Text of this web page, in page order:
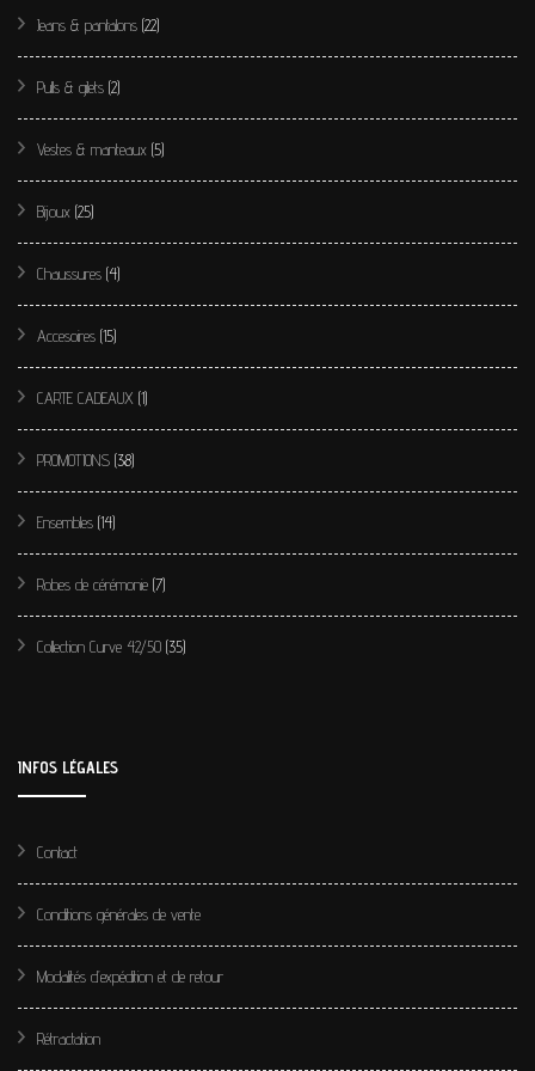
produit
Jeans & pantalons (22)
Pulls & gilets (2)
Vestes & manteaux (5)
Bijoux (25)
Chaussures (4)
Accesoires (15)
CARTE CADEAUX (1)
PROMOTIONS (38)
Ensembles (14)
Robes de cérémonie (7)
Collection Curve 42/50 (35)
INFOS LÉGALES
Contact
Conditions générales de vente
Modalités d’expédition et de retour
Rétractation